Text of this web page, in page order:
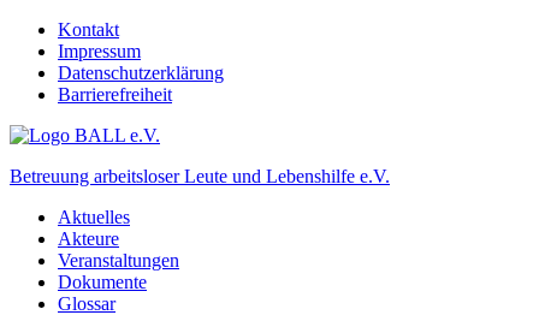
Kontakt
Impressum
Datenschutzerklärung
Barrierefreiheit
Betreuung arbeitsloser Leute und Lebenshilfe e.V.
Aktuelles
Akteure
Veranstaltungen
Dokumente
Glossar